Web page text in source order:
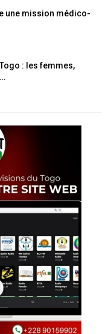
une mission médico-
: les femmes,